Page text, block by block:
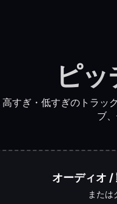
ピ
すぎ・低すぎのトラッ
ブ
オーディオ /
または